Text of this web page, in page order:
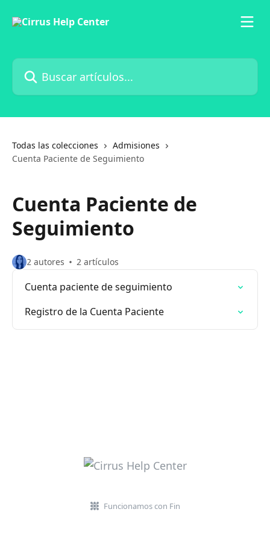
Buscar artículos...
Todas las colecciones
Admisiones
Cuenta Paciente de Seguimiento
Cuenta Paciente de
Seguimiento
2 autores 2 artículos
Cuenta paciente de seguimiento
Registro de la Cuenta Paciente
Funcionamos con Fin